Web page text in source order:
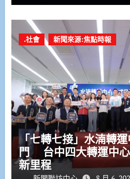
.社會 新聞來源:焦點時報
「七轉七接」水湳轉
門 台中四大轉運中心
新里程